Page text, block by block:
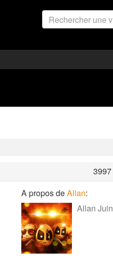
3997
A propos deAllan:
Allan Juin